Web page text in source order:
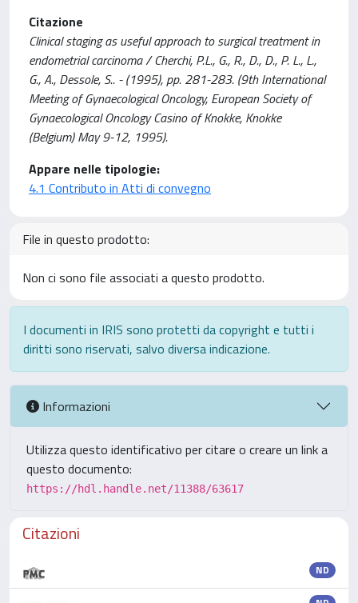
Citazione
Clinical staging as useful approach to surgical treatment in
endometrial carcinoma / Cherchi, P.L., G., R., D., D., P. L., L.,
G., A., Dessole, S.. - (1995), pp. 281-283. (9th International
Meeting of Gynaecological Oncology, European Society of
Gynaecological Oncology Casino of Knokke, Knokke
(Belgium) May 9-12, 1995).
Appare nelle tipologie:
4.1 Contributo in Atti di convegno
File in questo prodotto:
Non ci sono file associati a questo prodotto.
I documenti in IRIS sono protetti da copyright e tutti i
diritti sono riservati, salvo diversa indicazione.
Informazioni
Utilizza questo identificativo per citare o creare un link a
questo documento:
https://hdl.handle.net/11388/63617
Citazioni
ND